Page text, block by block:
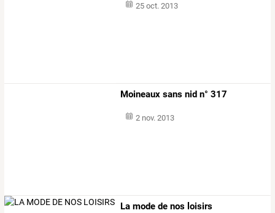
25 oct. 2013
Moineaux sans nid n° 317
2 nov. 2013
La mode de nos loisirs